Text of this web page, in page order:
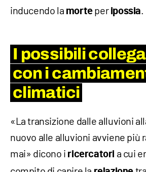
inducendo la morteper ipossia.
I possibili
con i
climatici
«La transizione dalle alluvioni
nuovo alle alluvioni avviene più
mai» dicono i ricercatori a cui